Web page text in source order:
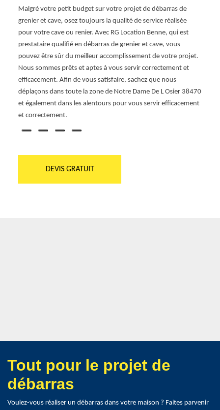
Malgré votre petit budget sur votre projet de débarras de
grenier et cave, osez toujours la qualité de service réalisée
pour votre cave ou renier. Avec RG Location Benne, qui est
prestataire qualifié en débarras de grenier et cave, vous
pouvez être sûr du meilleur accomplissement de votre projet.
Nous sommes prêts et aptes à vous servir correctement et
efficacement. Afin de vous satisfaire, sachez que nous
déplaçons dans toute la zone de Notre Dame De L Osier 38470
et également dans les alentours pour vous servir efficacement
et correctement.
DEVIS GRATUIT
Tout pour le projet de
débarras
Voulez-vous réaliser un débarras dans votre maison ? Faites parvenir